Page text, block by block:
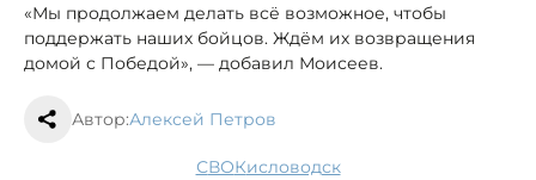
«Мы продолжаем делать всё возможное, чтобы
поддержать наших бойцов. Ждём их возвращения
домой с Победой», — добавил Моисеев.
Автор:Алексей Петров
СВО Кисловодск